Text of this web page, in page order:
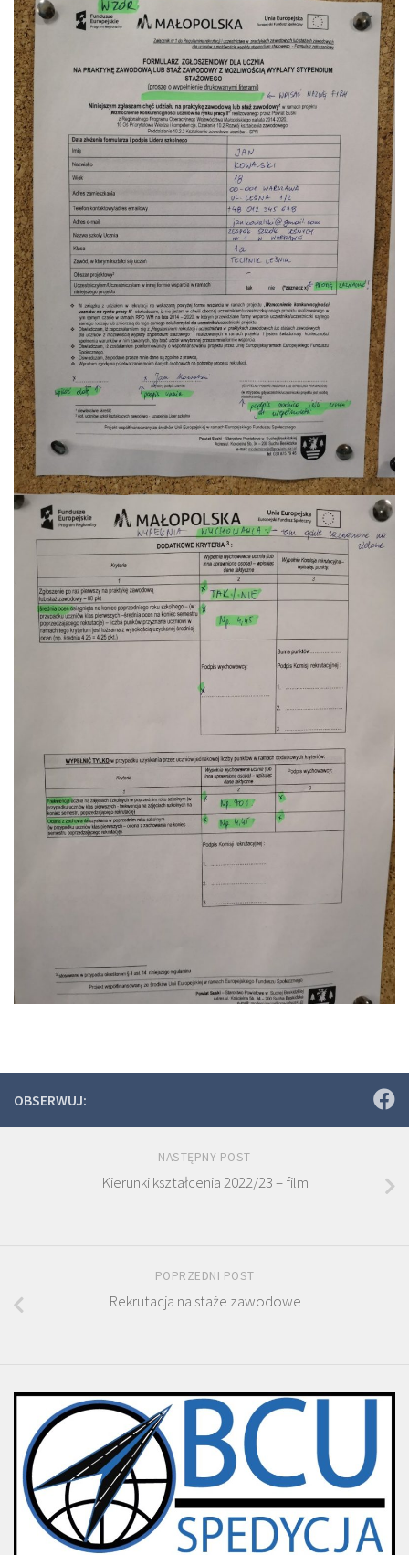
OBSERWUJ:
NASTĘPNY POST
Kierunki kształcenia 2022/23 – film
POPRZEDNI POST
Rekrutacja na staże zawodowe